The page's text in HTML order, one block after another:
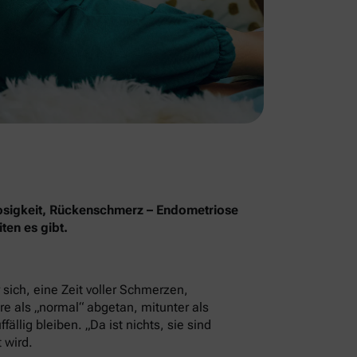
Rückenschmerz – Endometriose
es gibt.
eine Zeit voller Schmerzen,
als „normal“ abgetan, mitunter als
bleiben. „Da ist nichts, sie sind
wird.